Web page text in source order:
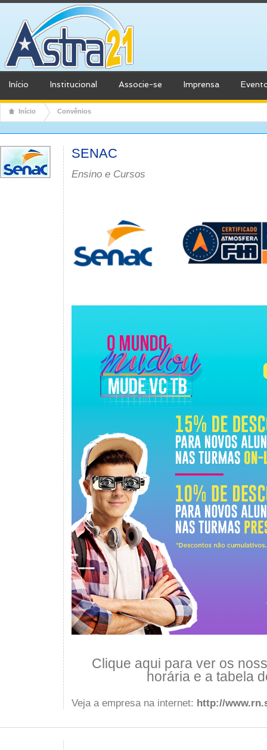
Início Institucional Associe-se Imprensa
Início Convênios
SENAC
Ensino e Cursos
Clique aqui para ver os
horária e a tabela
Veja a empresa na internet: http://